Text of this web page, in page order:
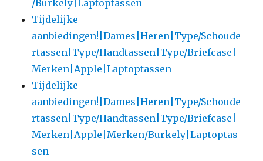
/Burkely|Laptoptassen
Tijdelijke
aanbiedingen!|Dames|Heren|Type/Schoude
rtassen|Type/Handtassen|Type/Briefcase|
Merken|Apple|Laptoptassen
Tijdelijke
aanbiedingen!|Dames|Heren|Type/Schoude
rtassen|Type/Handtassen|Type/Briefcase|
Merken|Apple|Merken/Burkely|Laptoptas
sen